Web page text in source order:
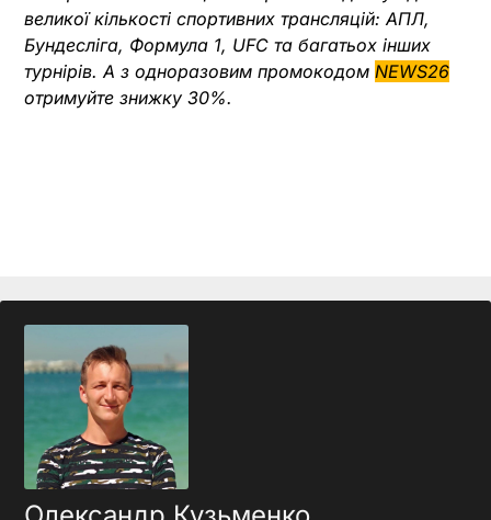
великої кількості спортивних трансляцій: АПЛ,
Бундесліга, Формула 1, UFC та багатьох інших
турнірів. А з одноразовим промокодом NEWS26
отримуйте знижку 30%.